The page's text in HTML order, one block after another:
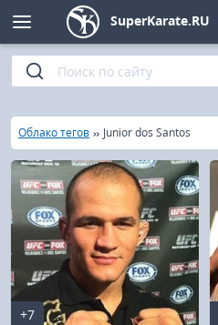
SuperKarate.RU
Главная
»
Облако тегов » Junior dos Santos
+7
Киокушинкай
Кёкусин (IFK)
Шинкиокушинкай
Кекусин-кан
Кикбоксинг и K-1
Бокс
Фото
Видео
Интервью
Статьи
Уроки каратэ
Файлы
Библиотека